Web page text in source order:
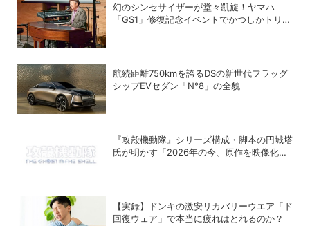
幻のシンセサイザーが堂々凱旋！ヤマハ
「GS1」修復記念イベントでかつしかトリオ
航続距離750kmを誇るDSの新世代フラッグ
シップEVセダン「N°8」の全貌
『攻殻機動隊』シリーズ構成・脚本の円城塔
氏が明かす「2026年の今、原作を映像化す
【実録】ドンキの激安リカバリーウエア「ド
回復ウェア」で本当に疲れはとれるのか？